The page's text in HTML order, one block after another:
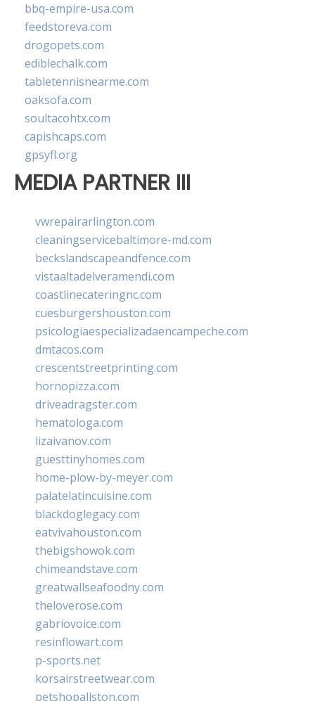
bbq-empire-usa.com
feedstoreva.com
drogopets.com
ediblechalk.com
tabletennisnearme.com
oaksofa.com
soultacohtx.com
capishcaps.com
gpsyfl.org
MEDIA PARTNER III
vwrepairarlington.com
cleaningservicebaltimore-md.com
beckslandscapeandfence.com
vistaaltadelveramendi.com
coastlinecateringnc.com
cuesburgershouston.com
psicologiaespecializadaencampeche.com
dmtacos.com
crescentstreetprinting.com
hornopizza.com
driveadragster.com
hematologa.com
lizaivanov.com
guesttinyhomes.com
home-plow-by-meyer.com
palatelatincuisine.com
blackdoglegacy.com
eatvivahouston.com
thebigshowok.com
chimeandstave.com
greatwallseafoodny.com
theloverose.com
gabriovoice.com
resinflowart.com
p-sports.net
korsairstreetwear.com
petshopallston.com